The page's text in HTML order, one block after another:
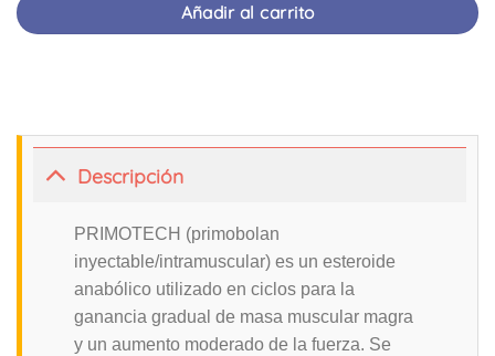
Añadir al carrito
Descripción
PRIMOTECH (primobolan
inyectable/intramuscular) es un esteroide
anabólico utilizado en ciclos para la
ganancia gradual de masa muscular magra
y un aumento moderado de la fuerza. Se